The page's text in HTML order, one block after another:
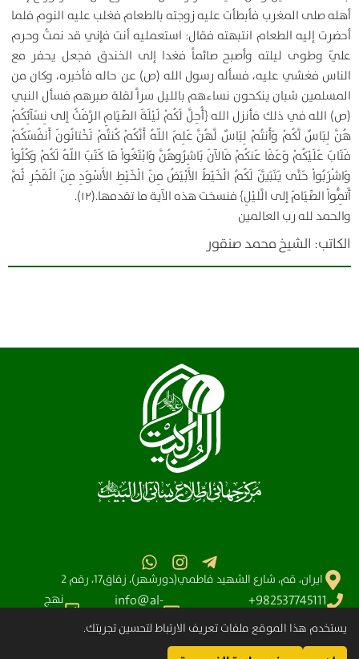
أهله صلى المغرب فأبطأت عليه زوجته بالطعام فغلب عليه النوم فلما
أحضرت إليه الطعام انتبهته فقال: استعمليه أنت فإني قد نمتُ وحرم
عليّ وطوى ليلته وأصبح صائماً فغدا إلى الخندق فجعل يحفر مع
الناس فغشي عليه، فسأله رسول الله (ص) عن حاله فأخبره، وكان من
المسلمين شبان ينكحون نساءهم بالليل سراً لقلة صبرهم فسأل النبي
(ص) الله في ذلك فأنزل الله ﴿أُحِلَّ لَكُمْ لَيْلَةَ الصِّيَامِ الرَّفَثُ إلى نِسَآئِكُمْ
هُنَّ لِبَاسٌ لَّكُمْ وَأَنتُمْ لِبَاسٌ لَّهُنَّ عَلِمَ اللّهُ أَنَّكُمْ كُنتُمْ تَخْتانُونَ أَنفُسَكُمْ
فَتَابَ عَلَيْكُمْ وَعَفَا عَنكُمْ فَالآنَ بَاشِرُوهُنَّ وَابْتَغُواْ مَا كَتَبَ اللّهُ لَكُمْ وَكُلُواْ
وَاشْرَبُواْ حَتَّى يَتَبَيَّنَ لَكُمُ الْخَيْطُ الأَبْيَضُ مِنَ الْخَيْطِ الأَسْوَدِ مِنَ الْفَجْرِ ثُمَّ
أَتِمُّواْ الصِّيَامَ إلى الَّليْلِ﴾ فنسخت هذه الآية ما تقدمها.(۱۲).
والحمد لله رب العالمين
الكاتب: الشيخ محمد صنقور
ايران، قم، شارع الشهيد فاطمي(دورشهر)، زقاق17، رقم 2
982537745111+
آیت الله سیستانی
info@al-
shia.org
نهج
يستخدم هذا الموقع ملفات تعريف الارتباط لتحسين تجربتك.